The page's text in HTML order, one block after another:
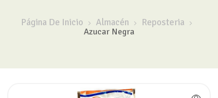
Página De Inicio Almacén Reposteria
Azucar Negra